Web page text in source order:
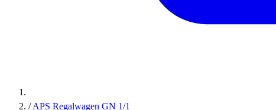
/ APS Regalwagen GN 1/1